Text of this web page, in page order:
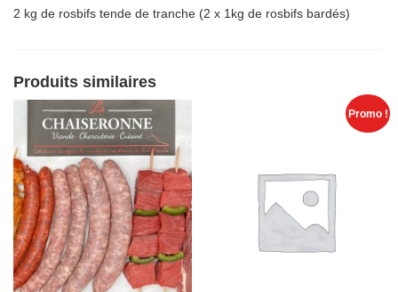
2 kg de rosbifs tende de tranche (2 x 1kg de rosbifs bardés)
Produits similaires
Promo !